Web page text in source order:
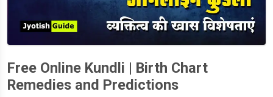
Free Online Kundli | Birth Chart
Remedies and Predictions